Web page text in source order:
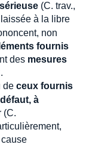
(C. trav.,
à la libre
non
fournis
des mesures
de ceux fournis
à
(C.